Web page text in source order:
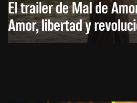
El trailer de Mal de
Amor, libertad y